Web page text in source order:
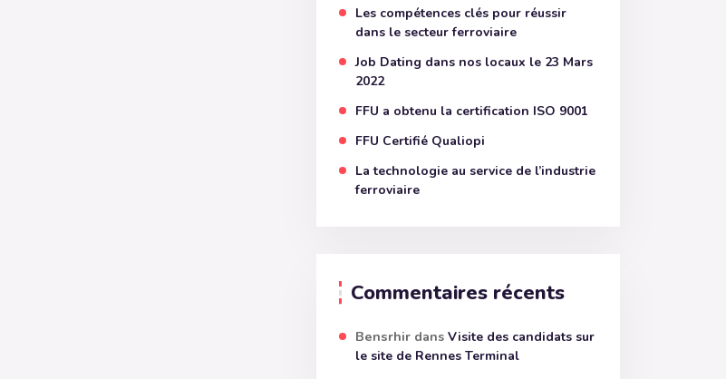
Les compétences clés pour réussir
dans le secteur ferroviaire
Job Dating dans nos locaux le 23 Mars
2022
FFU a obtenu la certification ISO 9001
FFU Certifié Qualiopi
La technologie au service de l’industrie
ferroviaire
Commentaires récents
Bensrhir dans Visite des candidats sur
le site de Rennes Terminal